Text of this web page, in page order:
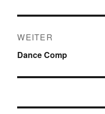
WEITER
Nächster
Dance Comp